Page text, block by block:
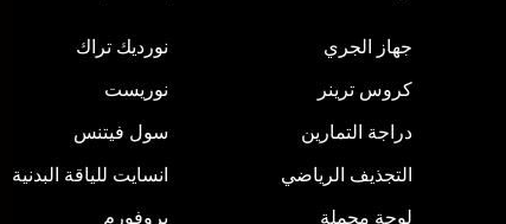
جهاز الجري
كروس ترينر
دراجة التمارين
التجذيف الرياضي
لوحة محملة
نورديك تراك
نوريست
سول فيتنس
انسايت للياقة البدنية
بروفورم